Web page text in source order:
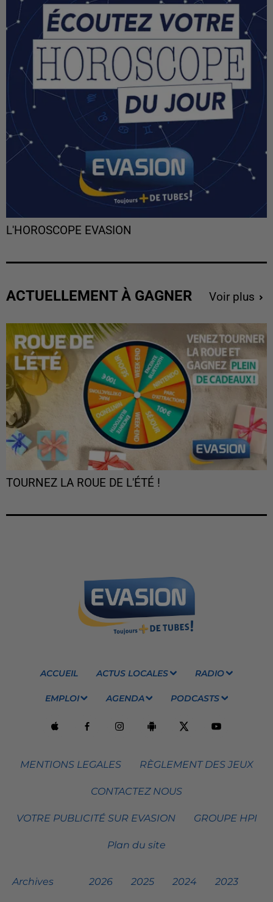
L'HOROSCOPE EVASION
ACTUELLEMENT À GAGNER Voir plus
TOURNEZ LA ROUE DE L'ÉTÉ !
ACCUEIL ACTUS LOCALES RADIO
EMPLOI AGENDA PODCASTS
MENTIONS LEGALES RÈGLEMENT DES JEUX
CONTACTEZ NOUS
VOTRE PUBLICITÉ SUR EVASION GROUPE HPI
Plan du site
Archives 2026 2025 2024 2023